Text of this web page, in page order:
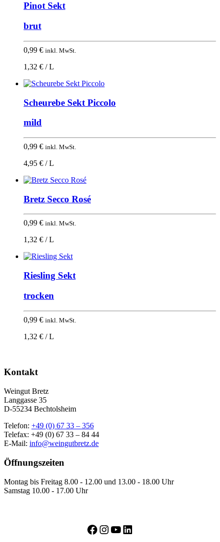
Pinot Sekt
brut
0,99 € inkl. MwSt.
1,32 € / L
Scheurebe Sekt Piccolo
mild
0,99 € inkl. MwSt.
4,95 € / L
Bretz Secco Rosé
0,99 € inkl. MwSt.
1,32 € / L
Riesling Sekt
trocken
0,99 € inkl. MwSt.
1,32 € / L
Kontakt
Weingut Bretz
Langgasse 35
D-55234 Bechtolsheim
Telefon: +49 (0) 67 33 – 356
Telefax: +49 (0) 67 33 – 84 44
E-Mail: info@weingutbretz.de
Öffnungszeiten
Montag bis Freitag 8.00 - 12.00 und 13.00 - 18.00 Uhr
Samstag 10.00 - 17.00 Uhr
Facebook
Instagram
YouTube
LinkedIn